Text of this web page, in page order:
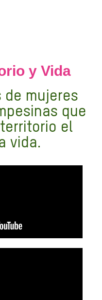
y Vida
de mujeres
que
el
vida.